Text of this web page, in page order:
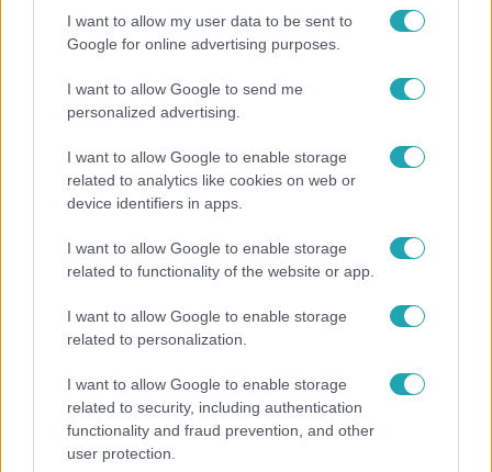
I want to allow my user data to be sent to
Google for online advertising purposes.
I want to allow Google to send me
personalized advertising.
I want to allow Google to enable storage
related to analytics like cookies on web or
device identifiers in apps.
I want to allow Google to enable storage
related to functionality of the website or app.
I want to allow Google to enable storage
related to personalization.
I want to allow Google to enable storage
related to security, including authentication
functionality and fraud prevention, and other
user protection.
Népszerű
Lannert Judit az RTL-nek: Maradnak a
tankerületek és a Klebelsberg Központ, de